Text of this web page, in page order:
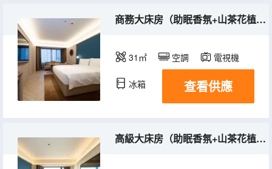
商務大床房（助眠香氛+山茶花植物洗護+徠芬吹風機）
31㎡ 空調 電視機
冰箱 查看供應
高級大床房（助眠香氛+山茶花植物洗護+徠芬吹風機）